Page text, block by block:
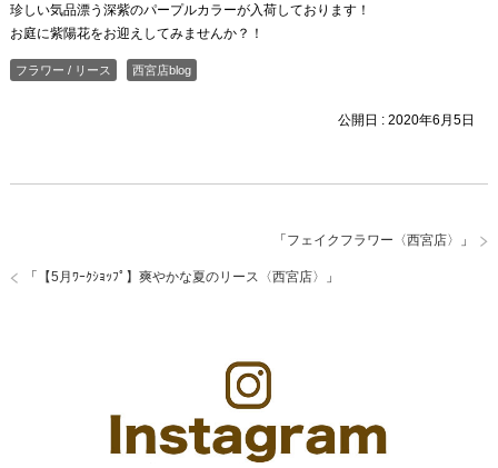
珍しい気品漂う深紫のパープルカラーが入荷しております！
お庭に紫陽花をお迎えしてみませんか？！
フラワー / リース 西宮店blog
公開日 :2020年6月5日
「フェイクフラワー〈西宮店〉 」
「 【5月ﾜｰｸｼｮｯﾌﾟ】爽やかな夏のリース〈西宮店〉 」